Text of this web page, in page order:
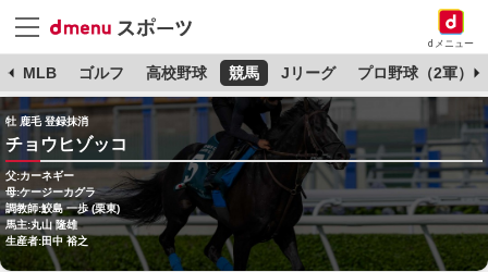
dメニュー
MLB ゴルフ 高校野球 競馬 Jリーグ プロ野球（2軍）
牡 鹿毛 登録抹消
チョウヒゾッコ
父:カーネギー
母:ケージーカグラ
調教師:鮫島 一歩 (栗東)
馬主:丸山 隆雄
生産者:田中 裕之